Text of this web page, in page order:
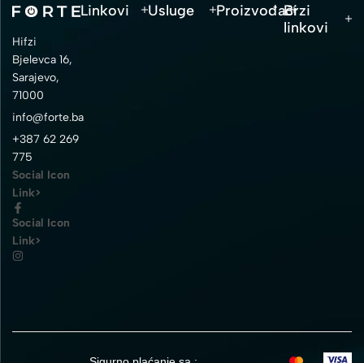
Hifzi
Bjelevca 16,
Sarajevo,
71000
info@forte.ba
+387 62 269
775
Social Icon
Link>
Social Icon
Link>
Linkovi Usluge ProizvođačiBrzi
linkovi